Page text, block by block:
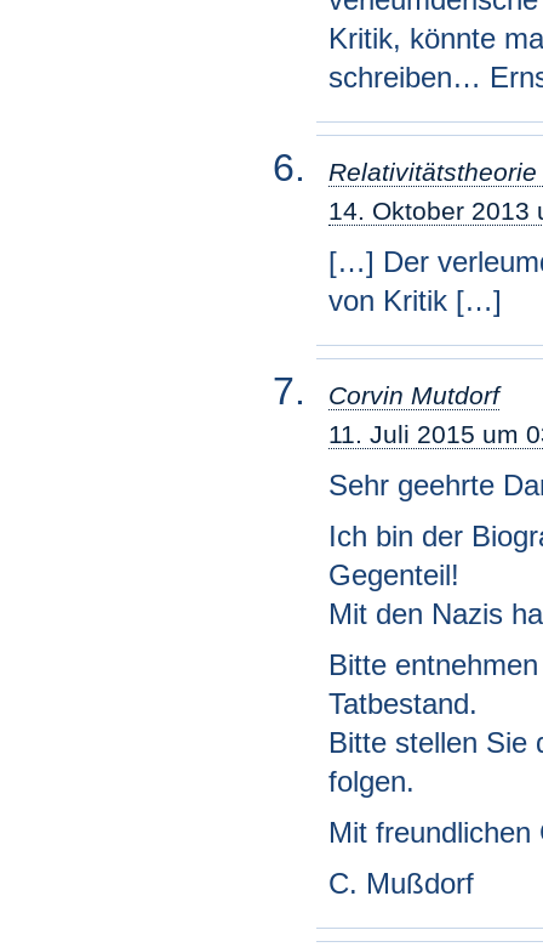
Kritik, könnte
schreiben…
14. Oktober 2013
[…] Der
von Kritik […]
Corvin Mutdorf
11. Juli 2015 um
Sehr geehrte
Ich bin der
Gegenteil!
Mit den Nazis
Bitte
Tatbestand.
Bitte stellen Sie
folgen.
Mit freundlichen
C. Mußdorf